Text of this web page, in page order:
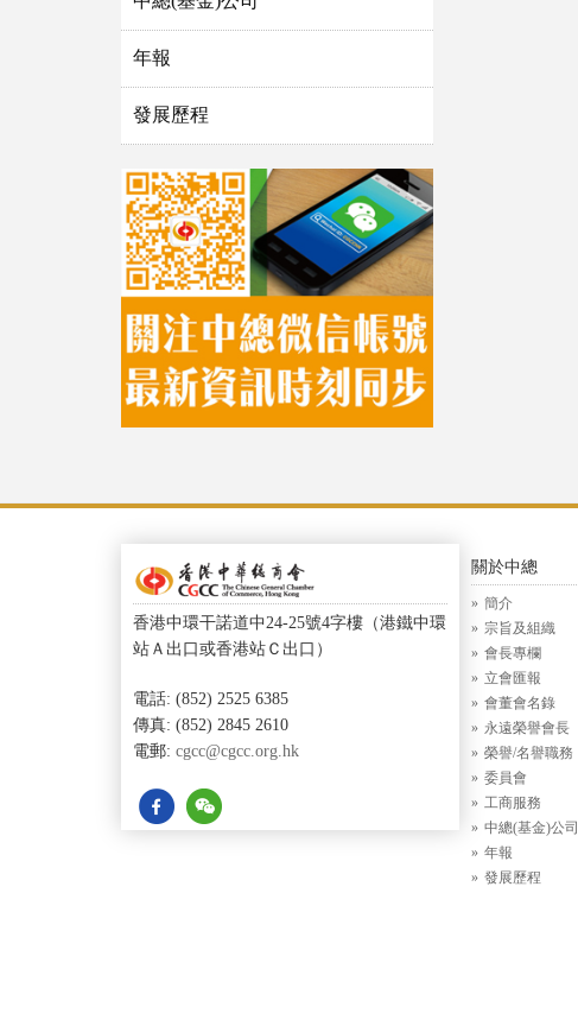
年報
發展歷程
香港中環干諾道中24-25號4字樓（港鐵中環
站Ａ出口或香港站Ｃ出口）
電話: (852) 2525 6385
傳真: (852) 2845 2610
電郵: cgcc@cgcc.org.hk
關於中總
簡介
宗旨及組織
會長專欄
立會匯報
會董會名錄
永遠榮譽會長
榮譽/名譽職務
委員會
工商服務
中總(基金)公司
年報
發展歷程